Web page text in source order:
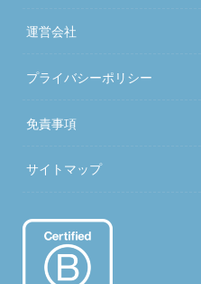
運営会社
プライバシーポリシー
免責事項
サイトマップ